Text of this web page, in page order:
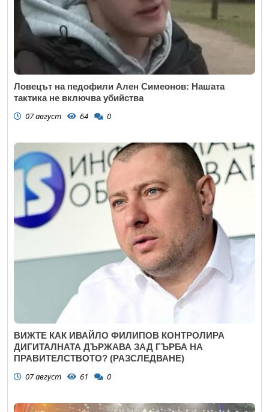
Ловецът на педофили Ален Симеонов: Нашата
тактика не включва убийства
07 август 64 0
ВИЖТЕ КАК ИВАЙЛО ФИЛИПОВ КОНТРОЛИРА
ДИГИТАЛНАТА ДЪРЖАВА ЗАД ГЪРБА НА
ПРАВИТЕЛСТВОТО? (РАЗСЛЕДВАНЕ)
07 август 61 0